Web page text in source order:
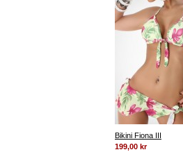
Bikini Fiona III
199,00 kr